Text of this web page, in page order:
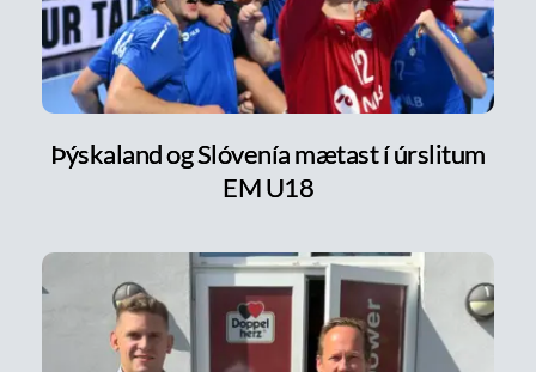
Þýskaland og Slóvenía mætast í úrslitum
EM U18